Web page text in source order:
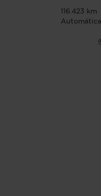
116.423 km
Automática